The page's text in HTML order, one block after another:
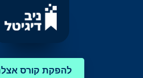
להפקת קורס